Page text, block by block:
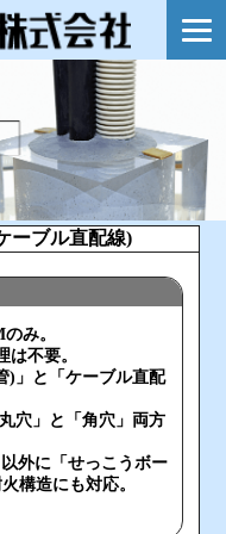
ーブル直配線)
み。
は不要。
)」と「ケーブル直配
穴」と「角穴」両方
外に「せっこうボー
構造にも対応。